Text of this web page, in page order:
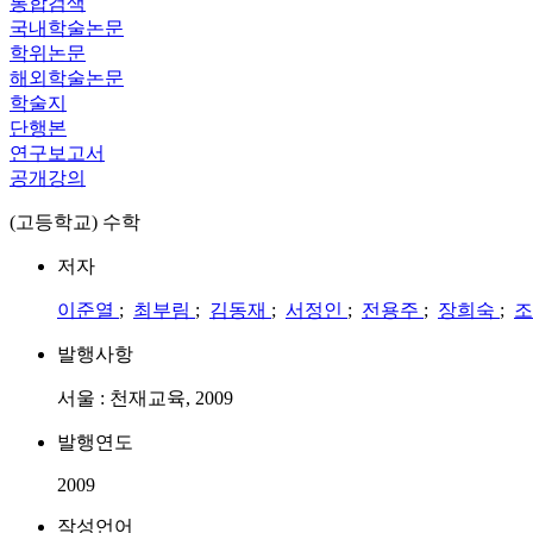
국내학술논문
학위논문
해외학술논문
학술지
단행본
연구보고서
공개강의
(고등학교) 수학
저자
이준열 ; 최부림 ; 김동재 ; 서정인 ; 전용주 ; 장희숙 ;
발행사항
서울 : 천재교육, 2009
발행연도
2009
작성언어